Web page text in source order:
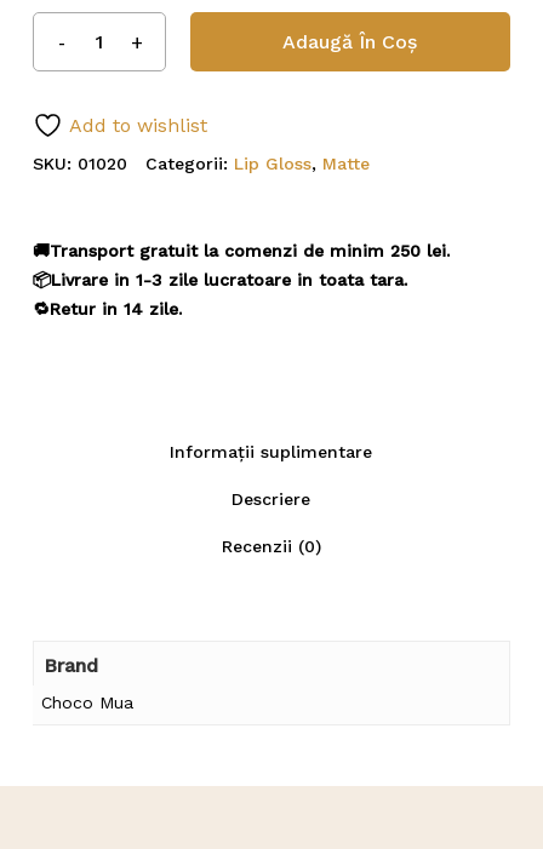
Adaugă În Coș
Add to wishlist
SKU: 01020 Categorii: Lip Gloss, Matte
🚚Transport gratuit la comenzi de minim 250 lei.
📦Livrare in 1-3 zile lucratoare in toata tara.
🔁Retur in 14 zile.
Informații suplimentare
Descriere
Recenzii (0)
Brand
Choco Mua